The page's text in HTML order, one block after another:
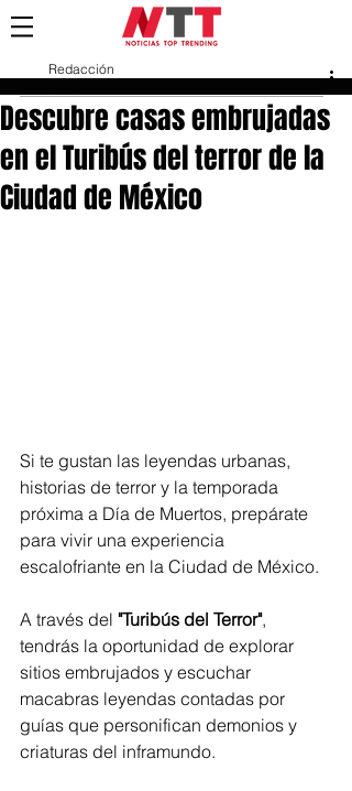
Descubre casas embrujadas
en el Turibús del terror de la
Ciudad de México
Redacción
Si te gustan las leyendas urbanas,
historias de terror y la temporada
próxima a Día de Muertos, prepárate
para vivir una experiencia
escalofriante en la Ciudad de México.
A través del "Turibús del Terror",
tendrás la oportunidad de explorar
sitios embrujados y escuchar
macabras leyendas contadas por
guías que personifican demonios y
criaturas del inframundo.